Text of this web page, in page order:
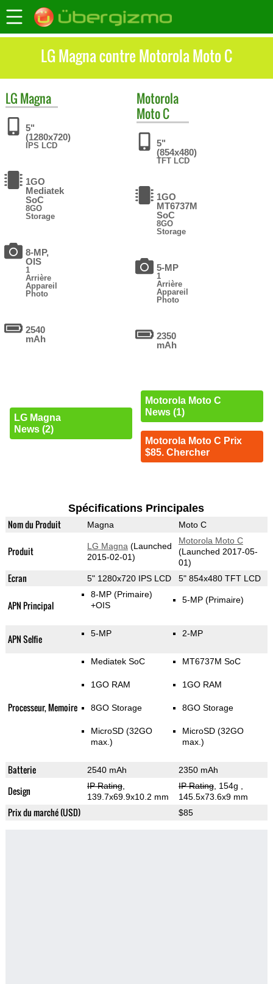
LG Magna contre Motorola Moto C
LG Magna
5"
(1280x720)
IPS LCD
1GO
Mediatek
SoC
8GO
Storage
8-MP,
OIS
1
Arrière
Appareil
Photo
2540
mAh
LG Magna
News (2)
Motorola
Moto C
5"
(854x480)
TFT LCD
1GO
MT6737M
SoC
8GO
Storage
5-MP
1
Arrière
Appareil
Photo
2350
mAh
Motorola Moto C
News (1)
Motorola Moto C Prix
$85. Chercher
Spécifications Principales
Nom du Produit Magna Moto C
Produit LG Magna (Launched
2015-02-01)
Motorola Moto C
(Launched 2017-05-
01)
Ecran 5" 1280x720 IPS LCD 5" 854x480 TFT LCD
APN Principal
8-MP (Primaire)
+OIS
5-MP (Primaire)
APN Selfie 5-MP 2-MP
Processeur, Memoire
Mediatek SoC
1GO RAM
8GO Storage
MicroSD (32GO
max.)
MT6737M SoC
1GO RAM
8GO Storage
MicroSD (32GO
max.)
Batterie 2540 mAh 2350 mAh
Design IP Rating,
139.7x69.9x10.2 mm
IP Rating, 154g
145.5x73.6x9 mm
Prix du marché (USD) $85